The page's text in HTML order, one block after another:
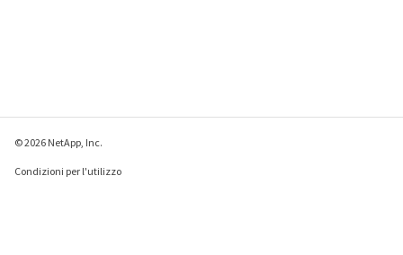
© 2026 NetApp, Inc.
Condizioni per l'utilizzo